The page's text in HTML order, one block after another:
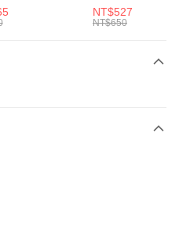
。
後，將跳轉至「AFTEE先享後付」
簡訊。
此簡訊中的連結，可透過四大超商／
)免運費
)免運費
男女 短統襪
BA5871010
NT$527
NT$650